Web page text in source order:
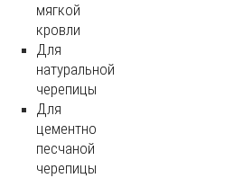
мягкой
кровли
Для
натуральной
черепицы
Для
цементно
песчаной
черепицы